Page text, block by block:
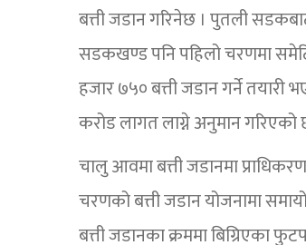
बत्ती जडान गरिनेछ । पुतली
सडकखण्ड पनि पहिलो चरणमा
हजार ७५० बत्ती जडान गर्ने
करोड लागत लाग्ने अनुमान गरिएको
चालु आवमा बत्ती जडानमा
चरणको बत्ती जडान योजनामा
बत्ती जडानका क्रममा बिग्रिएका